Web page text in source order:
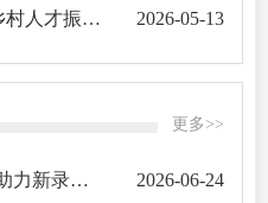
肥西县：“云端矩阵”激活乡村人才振兴一池春水 2026-05-13
更多>>
肥西县：聚焦关键成长期 助力新录用公务员“壮苗出穗” 2026-06-24